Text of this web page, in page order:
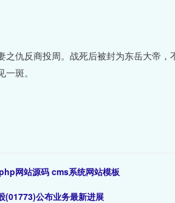
之仇反商投周。战死后被封为东岳大帝
斑。
网站源码 cms系统网站模板
(01773)公布业务最新进展